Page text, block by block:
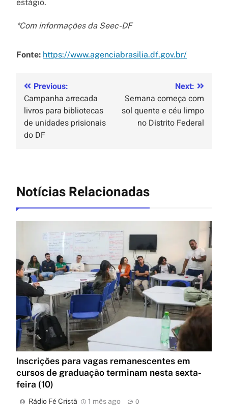
estágio.
*Com informações da Seec-DF
Fonte: https://www.agenciabrasilia.df.gov.br/
Previous:
Campanha arrecada
livros para bibliotecas
de unidades prisionais
do DF
Next:
Semana começa com
sol quente e céu limpo
no Distrito Federal
Notícias Relacionadas
Inscrições para vagas remanescentes em
cursos de graduação terminam nesta sexta-
feira (10)
Rádio Fé Cristã 1 mês ago 0